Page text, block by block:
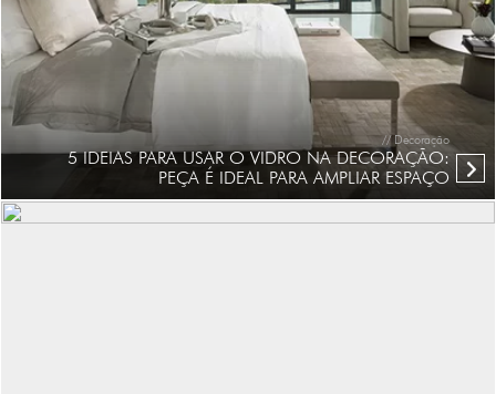
// Decoração
5 IDEIAS PARA USAR O VIDRO NA DECORAÇÃO:
PEÇA É IDEAL PARA AMPLIAR ESPAÇO